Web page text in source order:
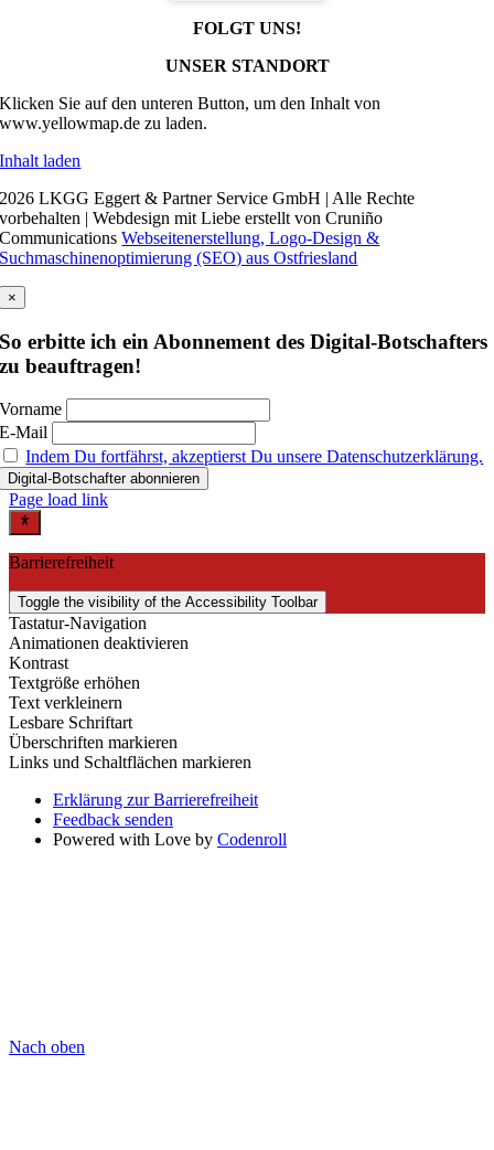
FOLGT UNS!
UNSER STANDORT
Klicken Sie auf den unteren Button, um den Inhalt von
www.yellowmap.de zu laden.
Inhalt laden
2026 LKGG Eggert & Partner Service GmbH | Alle Rechte
vorbehalten | Webdesign mit Liebe erstellt von Cruniño
CommunicationsWebseitenerstellung, Logo-Design &
Suchmaschinenoptimierung (SEO) aus Ostfriesland
×
So erbitte ich ein Abonnement des Digital-Botschafters
zu beauftragen!
Vorname
E-Mail
Indem Du fortfährst, akzeptierst Du unsere Datenschutzerklärung.
Page load link
Barrierefreiheit
Toggle the visibility of the Accessibility Toolbar
Tastatur-Navigation
Animationen deaktivieren
Kontrast
Textgröße erhöhen
Text verkleinern
Lesbare Schriftart
Überschriften markieren
Links und Schaltflächen markieren
Erklärung zur Barrierefreiheit
Feedback senden
Powered with Love by Codenroll
Nach oben